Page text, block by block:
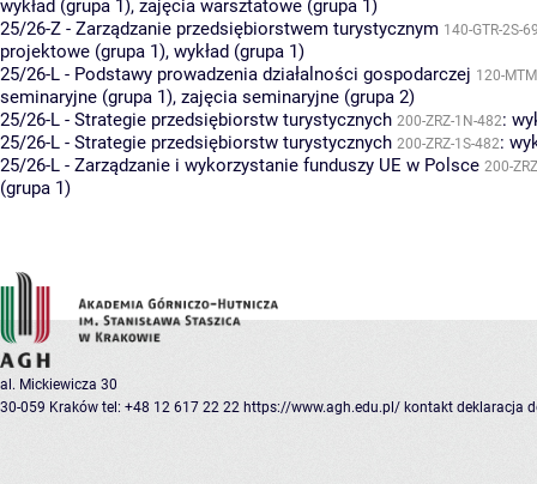
wykład (grupa 1), zajęcia warsztatowe (grupa 1)
25/26-Z - Zarządzanie przedsiębiorstwem turystycznym 140-GTR-2S-
projektowe (grupa 1), wykład (grupa 1)
25/26-L - Podstawy prowadzenia działalności gospodarczej 120-
seminaryjne (grupa 1), zajęcia seminaryjne (grupa 2)
25/26-L - Strategie przedsiębiorstw turystycznych 200-ZRZ-1N-482:
25/26-L - Strategie przedsiębiorstw turystycznych 200-ZRZ-1S-482:
25/26-L - Zarządzanie i wykorzystanie funduszy UE w Polsce 200-
(grupa 1)
al. Mickiewicza 30
30-059 Kraków tel: +48 12 617 22 22 https://www.agh.edu.pl/ kontakt deklaracja